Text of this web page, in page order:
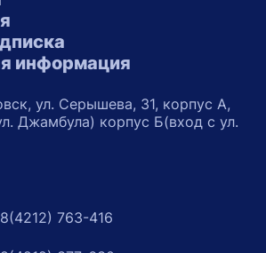
информация
ул. Серышева, 31, корпус А,
Джамбула) корпус Б(вход с ул.
8(4212) 763-416